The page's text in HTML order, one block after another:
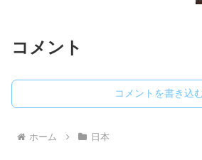
コメント
コメントを書き込
ホーム 日本